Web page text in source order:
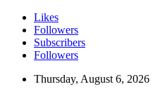
Likes
Followers
Subscribers
Followers
Thursday, August 6, 2026